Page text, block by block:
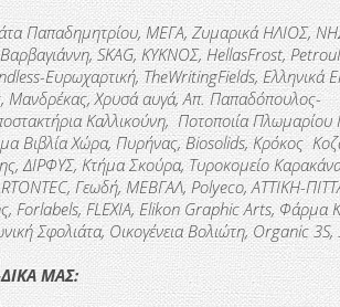
Παπαδημητρίου, ΜΕΓΑ, Ζυμαρικά ΗΛΙΟΣ,
SKAG, KΥΚΝΟΣ, HellasFrost,
Ευρωχαρτική, TheWritingFields, Ελληνικά
Μανδρέκας, Χρυσά αυγά, Απ. Παπαδόπουλος-
Καλλικούνη, Ποτοποιία Πλωμαρίου
Βιβλία Χώρα, Πυρήνας, Biosolids, Κρόκος
ΔΙΡΦΥΣ, Κτήμα Σκούρα, Τυροκομείο
Γεωδή, ΜΕΒΓΑΛ, Polyeco, ΑΤΤΙΚΗ-
Forlabels, FLEXIA, Elikon Graphic Arts, Φάρμα
Σφολιάτα, Οικογένεια Βολιώτη, Organic
ΜΑΣ: